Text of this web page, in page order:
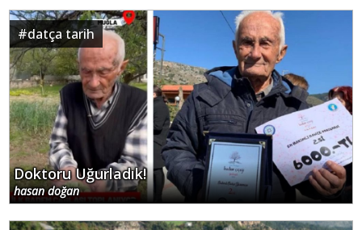
#datça tarih
Doktoru Uğurladık!
hasan doğan